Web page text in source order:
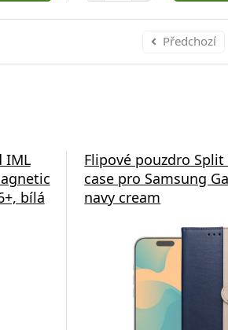
Předchozí
IML
bílá
Flipové pouzdro Split
case pro Samsung
navy cream